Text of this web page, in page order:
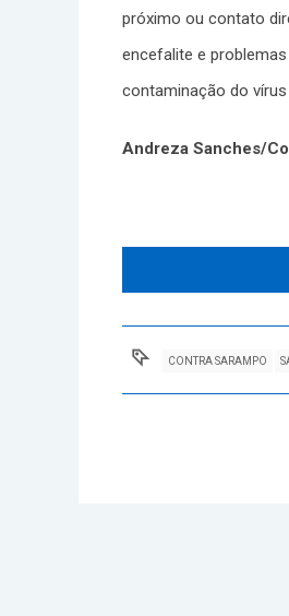
próximo ou contato
encefalite e
contaminação do
Andreza Sanches/
CONTRA SARAMPO